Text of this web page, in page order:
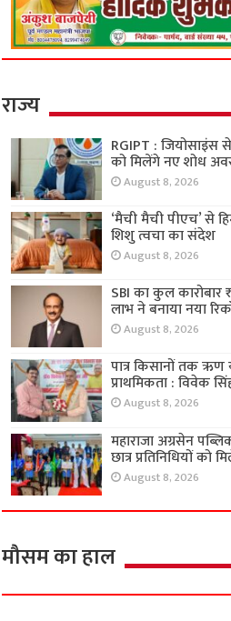
राज्य
RGIPT : जियोसाइंस से
को मिलेंगे नए शोध
August 8, 2026
‘मैची मैची पीएच’ से
शिशु त्वचा का संदेश
August 8, 2026
SBI का कुल
लाभ ने बनाया नया
August 8, 2026
पात्र किसानों तक
प्राथमिकता : विवेक
August 8, 2026
महाराजा अग्रसेन
छात्र प्रतिनिधियों को
August 8, 2026
मौसम का हाल